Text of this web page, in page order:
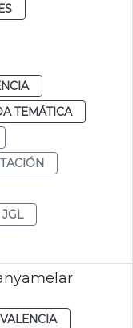
TEMÁTICA
JGL
VALENCIA